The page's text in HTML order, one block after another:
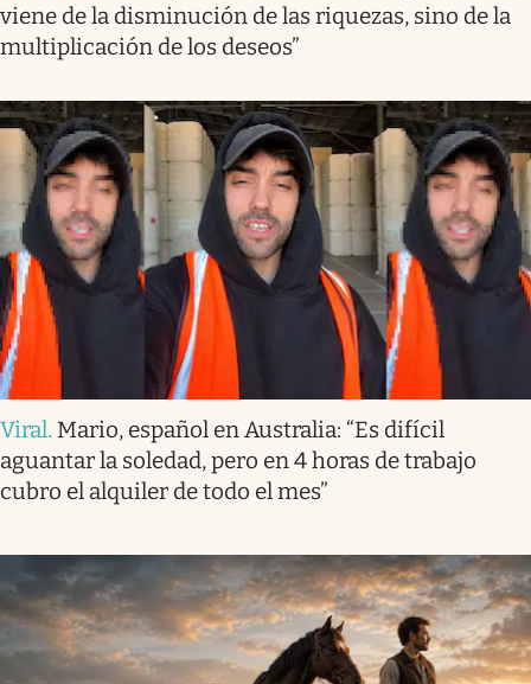
viene de la disminución de las riquezas, sino de la
multiplicación de los deseos”
Viral. Mario, español en Australia: “Es difícil
aguantar la soledad, pero en 4 horas de trabajo
cubro el alquiler de todo el mes”